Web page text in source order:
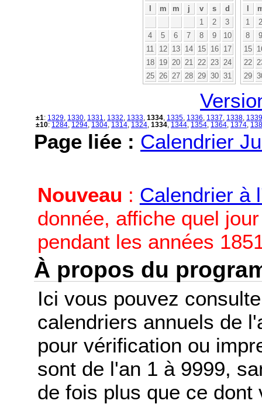
l
m m j v s
d
1
2
3
4
5 6 7 8 9
10
11
12 13 14 15 16
17
18
19 20 21 22 23
24
25
26 27 28 29 30 31
l
1
2
8
9
15
22
29
±1: 1329 1330 1331 1332 1333 1334 1335 1336 1337 1338 1339
±10: 1284 1294 1304 1314 1324 1334 1344 1354 1364 1374
Page liée : Calendrier
Nouveau : Calendrier à
donnée, affiche quel
pendant les années
À propos du
Ici vous pouvez
calendriers annuels de
pour vérification ou
sont de l'an 1 à 9999,
de fois plus que ce dont